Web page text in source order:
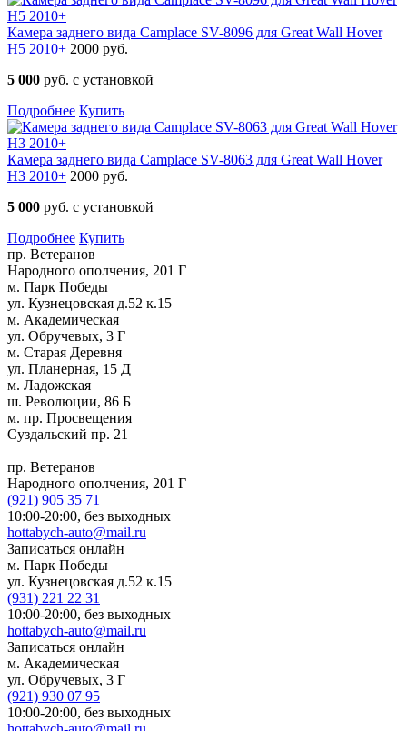
Камера заднего вида Camplace SV-8096 для Great Wall Hover
H5 2010+ 2000 руб.
5 000 руб. с установкой
Подробнее Купить
Камера заднего вида Camplace SV-8063 для Great Wall Hover
H3 2010+ 2000 руб.
5 000 руб. с установкой
Подробнее Купить
пр. Ветеранов
Народного ополчения, 201 Г
м. Парк Победы
ул. Кузнецовская д.52 к.15
м. Академическая
ул. Обручевых, 3 Г
м. Старая Деревня
ул. Планерная, 15 Д
м. Ладожская
ш. Революции, 86 Б
м. пр. Просвещения
Суздальский пр. 21
пр. Ветеранов
Народного ополчения, 201 Г
(921) 905 35 71
10:00-20:00, без выходных
hottabych-auto@mail.ru
Записаться онлайн
м. Парк Победы
ул. Кузнецовская д.52 к.15
(931) 221 22 31
10:00-20:00, без выходных
hottabych-auto@mail.ru
Записаться онлайн
м. Академическая
ул. Обручевых, 3 Г
(921) 930 07 95
10:00-20:00, без выходных